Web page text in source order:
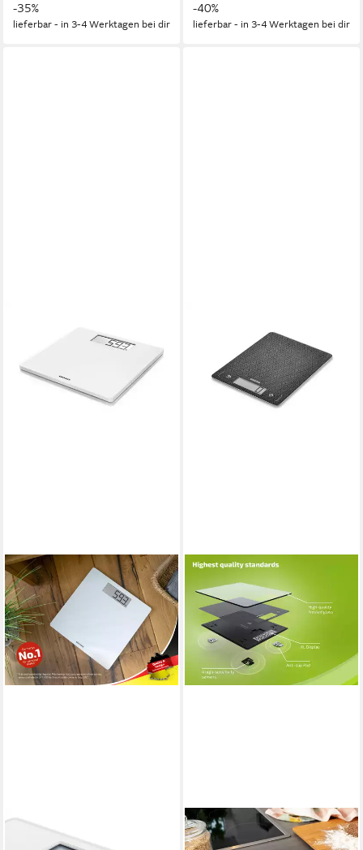
-35%
lieferbar - in 3-4 Werktagen bei dir
-40%
lieferbar - in 3-4 Werktagen bei dir
SOEHNLE
Personenwaage Style Sense
SOEHNLE
Küchenwaage Küchenwaage